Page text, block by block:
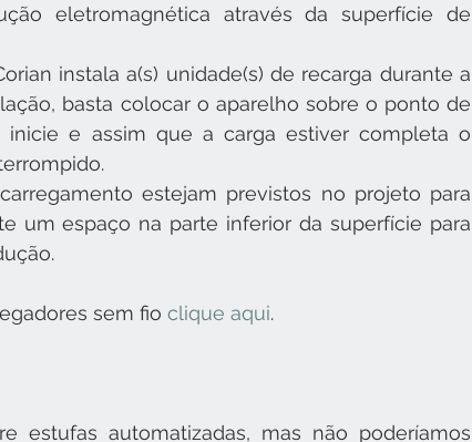
eletromagnética através da superfície de
instala a(s) unidade(s) de recarga durante a
basta colocar o aparelho sobre o ponto de
inicie e assim que a carga estiver completa o
estejam previstos no projeto para
um espaço na parte inferior da superfície para
sem fio clique aqui.
estufas automatizadas, mas não poderíamos